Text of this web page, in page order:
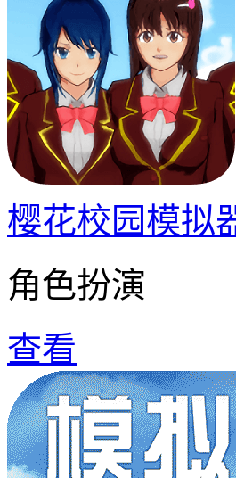
樱花校园模拟
角色扮演
查看